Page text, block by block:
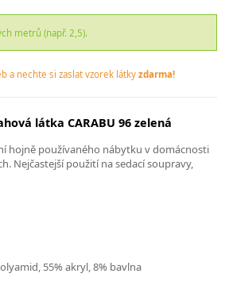
metrů (např. 2,5).
a nechte si zaslat vzorek látkyzdarma!
látka CARABU 96 zelená
hojně používaného nábytku v domácnosti
Nejčastejší použití na sedací soupravy,
55% akryl, 8% bavlna